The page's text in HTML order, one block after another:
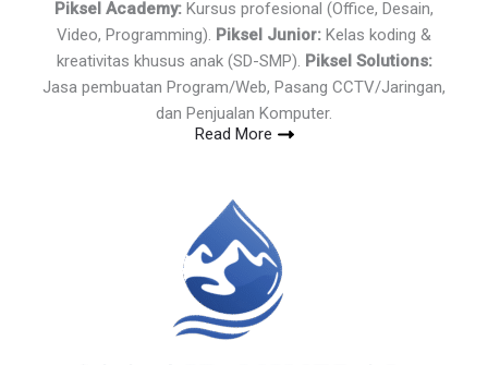
Piksel Academy: Kursus profesional (Office, Desain,
Video, Programming). Piksel Junior: Kelas koding &
kreativitas khusus anak (SD-SMP). Piksel Solutions:
Jasa pembuatan Program/Web, Pasang CCTV/Jaringan,
dan Penjualan Komputer.
Read More